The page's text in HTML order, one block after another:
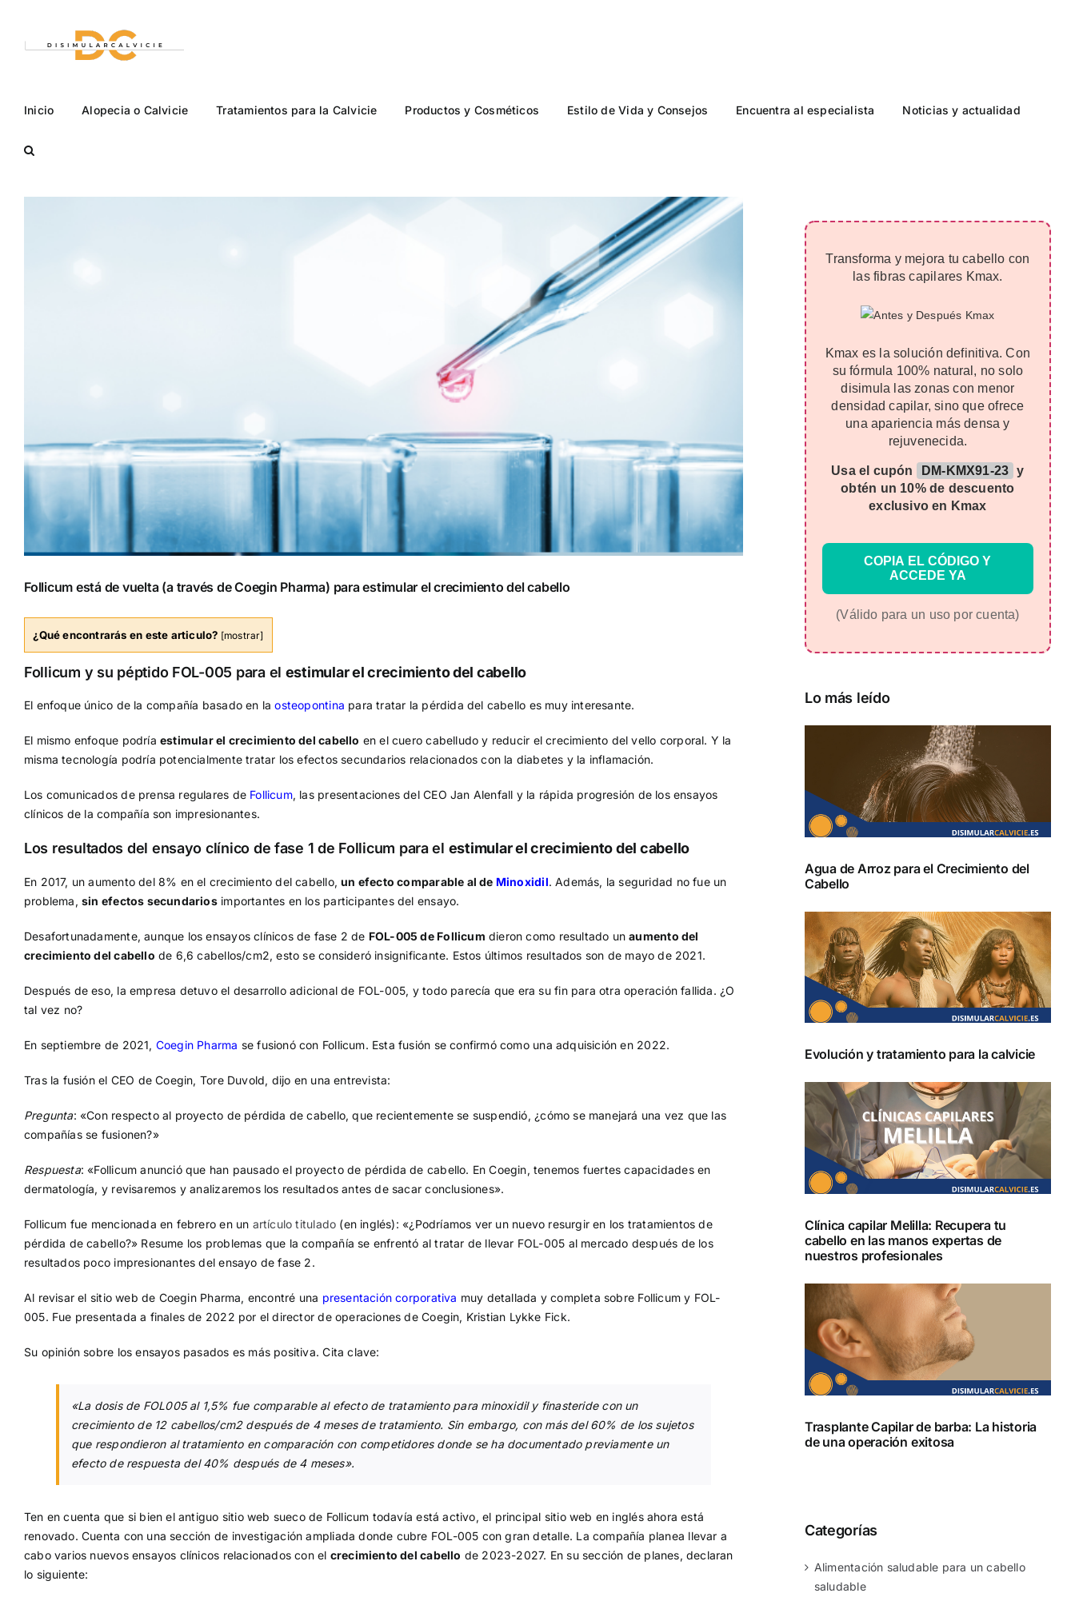
contenido
Inicio Alopecia o Calvicie Tratamientos para la Calvicie Productos y Cosméticos Estilo de Vida y Consejos Encuentra al especialista Noticias y actualidad
Follicum está de vuelta (a través de Coegin Pharma) para estimular el crecimiento del cabello
¿Qué encontrarás en este articulo? [mostrar]
Follicum y su péptido FOL-005 para el estimular el crecimiento del cabello
El enfoque único de la compañía basado en laosteopontina para tratar la pérdida del cabello es muy interesante.
El mismo enfoque podríaestimular el crecimiento del cabello en el cuero cabelludo y reducir el crecimiento del vello corporal. Y la
misma tecnología podría potencialmente tratar los efectos secundarios relacionados con la diabetes y la inflamación.
Los comunicados de prensa regulares de Follicum, las presentaciones del CEO Jan Alenfall y la rápida progresión de los ensayos
clínicos de la compañía son impresionantes.
Los resultados del ensayo clínico de fase 1 de Follicum para el estimular el crecimiento del cabello
En 2017, un aumento del 8% en el crecimiento del cabello,un efecto comparable al de Minoxidil. Además, la seguridad no fue un
problema,sin efectos secundariosimportantes en los participantes del ensayo.
Desafortunadamente, aunque los ensayos clínicos de fase 2 de FOL-005 de Follicum dieron como resultado unaumento del
crecimiento del cabello de 6,6 cabellos/cm2, esto se consideró insignificante. Estos últimos resultados son de mayo de 2021.
Después de eso, la empresa detuvo el desarrollo adicional de FOL-005, y todo parecía que era su fin para otra operación fallida. ¿O
tal vez no?
En septiembre de 2021, Coegin Pharma se fusionó con Follicum. Esta fusión se confirmó como una adquisición en 2022.
Tras la fusión el CEO de Coegin, Tore Duvold, dijo en una entrevista:
Pregunta: «Con respecto al proyecto de pérdida de cabello, que recientemente se suspendió, ¿cómo se manejará una vez que las
compañías se fusionen?»
Respuesta: «Follicum anunció que han pausado el proyecto de pérdida de cabello. En Coegin, tenemos fuertes capacidades en
dermatología, y revisaremos y analizaremos los resultados antes de sacar conclusiones».
Follicum fue mencionada en febrero en un artículo titulado (en inglés): «¿Podríamos ver un nuevo resurgir en los tratamientos de
pérdida de cabello?» Resume los problemas que la compañía se enfrentó al tratar de llevar FOL-005 al mercado después de los
resultados poco impresionantes del ensayo de fase 2.
Al revisar el sitio web de Coegin Pharma, encontré una presentación corporativa muy detallada y completa sobre Follicum y FOL-
005. Fue presentada a finales de 2022 por el director de operaciones de Coegin, Kristian Lykke Fick.
Su opinión sobre los ensayos pasados es más positiva. Cita clave:
«La dosis de FOL005 al 1,5% fue comparable al efecto de tratamiento para minoxidil y finasteride con un
crecimiento de 12 cabellos/cm2 después de 4 meses de tratamiento. Sin embargo, con más del 60% de los sujetos
que respondieron al tratamiento en comparación con competidores donde se ha documentado previamente un
efecto de respuesta del 40% después de 4 meses».
Ten en cuenta que si bien el antiguo sitio web sueco de Follicum todavía está activo, el principal sitio web en inglés ahora está
renovado. Cuenta con una sección de investigación ampliada donde cubre FOL-005 con gran detalle. La compañía planea llevar a
cabo varios nuevos ensayos clínicos relacionados con el crecimiento del cabello de 2023-2027. En su sección de planes, declaran
lo siguiente:
Transforma y mejora tu cabello con
las fibras capilares Kmax.
Kmax es la solución definitiva. Con
su fórmula 100% natural, no solo
disimula las zonas con menor
densidad capilar, sino que ofrece
una apariencia más densa y
rejuvenecida.
Usa el cupón DM-KMX91-23 y
obtén un 10% de descuento
exclusivo en Kmax
COPIA EL CÓDIGO Y
ACCEDE YA
(Válido para un uso por cuenta)
Lo más leído
Agua de Arroz para el Crecimiento del
Cabello
Evolución y tratamiento para la calvicie
Clínica capilar Melilla: Recupera tu
cabello en las manos expertas de
nuestros profesionales
Trasplante Capilar de barba: La historia
de una operación exitosa
Categorías
Alimentación saludable para un cabello
saludable